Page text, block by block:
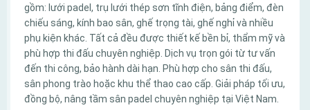
gồm: lưới padel, trụ lưới thép sơn tĩnh điện, bảng điểm, đèn
chiếu sáng, kính bao sân, ghế trọng tài, ghế nghỉ và nhiều
phụ kiện khác. Tất cả đều được thiết kế bền bỉ, thẩm mỹ và
phù hợp thi đấu chuyên nghiệp. Dịch vụ trọn gói từ tư vấn
đến thi công, bảo hành dài hạn. Phù hợp cho sân thi đấu,
sân phong trào hoặc khu thể thao cao cấp. Giải pháp tối ưu,
đồng bộ, nâng tầm sân padel chuyên nghiệp tại Việt Nam.